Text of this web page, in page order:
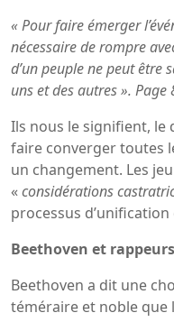
« Pour faire émerger
nécessaire de rompre
d’un peuple ne peut être
uns et des autres ». Page
Ils nous le signifient, le
faire converger toutes
un changement. Les
«considérations
processus
Beethoven et
Beethoven a dit une
téméraire et noble que